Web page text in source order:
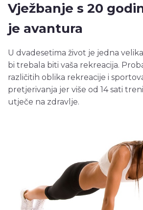
Vježbanje s 20
je avantura
U dvadesetima život je jedna
bi trebala biti vaša rekreacija.
različitih oblika rekreacije i
pretjerivanja jer više od 14 sati
utječe na zdravlje.